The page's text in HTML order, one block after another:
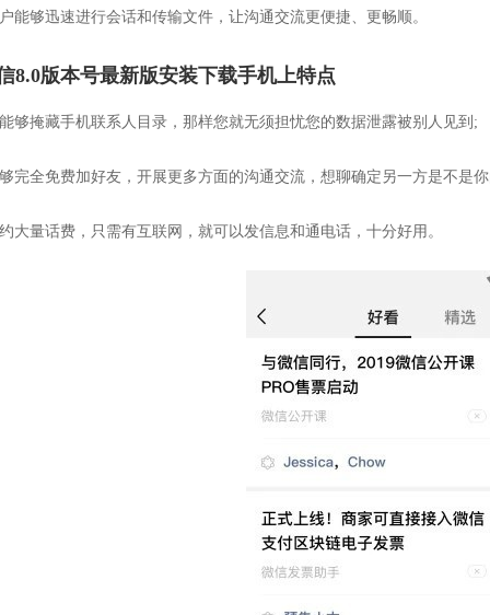
能够迅速进行会话和传输文件，让沟通交流更便捷、更畅顺。
8.0版本号最新版安装下载手机上特点
够掩藏手机联系人目录，那样您就无须担忧您的数据泄露被别人见到;
完全免费加好友，开展更多方面的沟通交流，想聊确定另一方是不是
大量话费，只需有互联网，就可以发信息和通电话，十分好用。